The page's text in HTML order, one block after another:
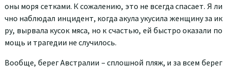
оны моря сетками. К сожалению, это не всегда спасает. Я ли
чно наблюдал инцидент, когда акула укусила женщину за ик
ру, вырвала кусок мяса, но к счастью, ей быстро оказали по
мощь и трагедии не случилось.
Вообще, берег Австралии – сплошной пляж, и за всем берег